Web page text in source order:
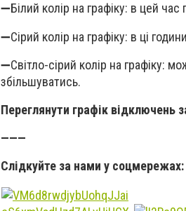
➖Білий колір на графіку: в цей
➖Сірий колір на графіку: в ці
➖Світло-сірий колір на графіку:
збільшуватись.
Переглянути графік
———
Слідкуйте за нами у соцмережах: